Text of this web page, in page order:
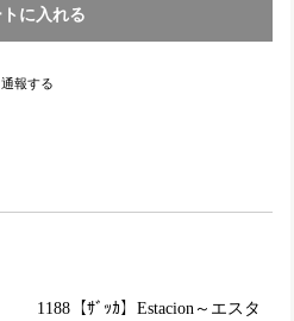
通報する
1188【ｻﾞｯｶ】Estacion～エスタ